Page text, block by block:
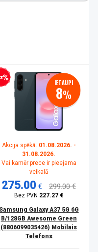
kredīts IETAUPI
8%
Akcija spēkā: 01.08.2026. -
31.08.2026.
Vai kamēr prece ir pieejama
veikalā
275.00 € 299.00 €
Bez PVN 227.27 €
Samsung Galaxy A37 5G 6G
B/128GB Awesome Green
(8806099035426) Mobilais
Telefons